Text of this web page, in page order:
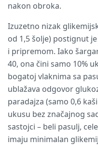
nakon obroka.
Izuzetno nizak
od 1,5 šolje) postignut
i pripremom. Iako
40, ona čini samo 10%
bogatoj vlaknima sa
ublažava odgovor
paradajza (samo 0,6
ukusu bez značajnog
sastojci – beli pasulj,
imaju minimalan